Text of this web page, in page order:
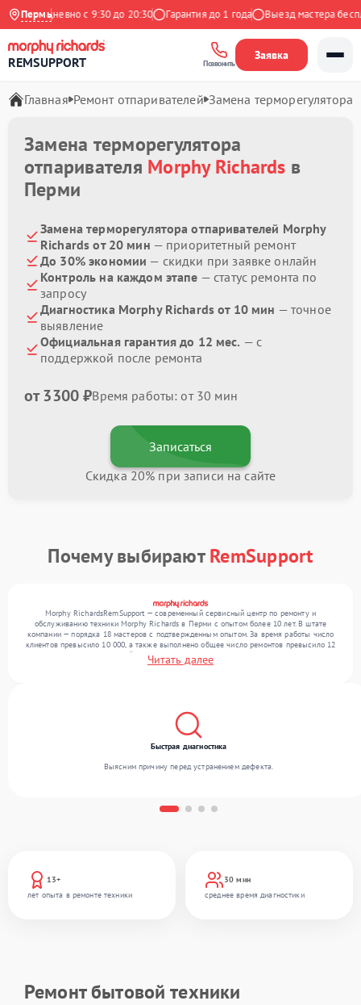
Пермь
Ежедневно с 9:30 до 20:30 Гарантия до 1 года Выезд мастера
REMSUPPORT Позвонить
Заявка
Главная Ремонт отпаривателей Замена терморегулятора
Замена терморегулятора
отпаривателя Morphy Richards в
Перми
Замена терморегулятора отпаривателей Morphy
Richards от 20 мин — приоритетный ремонт
До 30% экономии — скидки при заявке онлайн
Контроль на каждом этапе — статус ремонта по
запросу
Диагностика Morphy Richards от 10 мин — точное
выявление
Официальная гарантия до 12 мес. — с
поддержкой после ремонта
от 3300 ₽Время работы: от 30 мин
Записаться
Скидка 20% при записи на сайте
Почему выбираютRemSupport
Morphy RichardsRemSupport — современный сервисный центр по ремонту и
обслуживанию техники Morphy Richards в Перми с опытом более 10 лет. В штате
компании — порядка 18 мастеров с подтвержденным опытом. За время работы число
клиентов превысило 10 000, а также выполнено общее число ремонтов превысило 12
000. Ежемесячно в сервисный центр поступает свыше 300 единиц техники, включая , ,
. Мы выполняем ремонт различного уровня сложности и обеспечиваем надежный
Читать далее
13+
лет опыта в ремонте техники
30 мин
среднее время диагностики
Быстрая диагностика
Выясним причину перед устранением дефекта.
Ремонт бытовой техники